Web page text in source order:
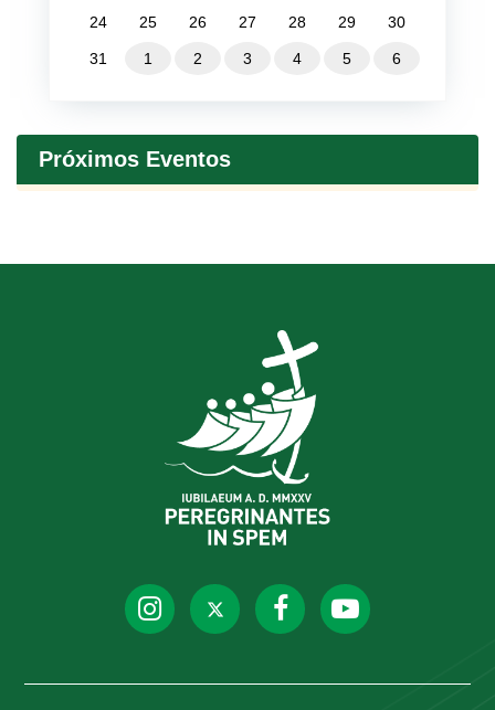
24 25 26 27 28 29 30
31 1 2 3 4 5 6
Próximos Eventos